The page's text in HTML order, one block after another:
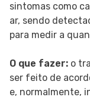
sintomas como
ar, sendo
para medir a
O que fazer: o
ser feito de
e, normalmente,